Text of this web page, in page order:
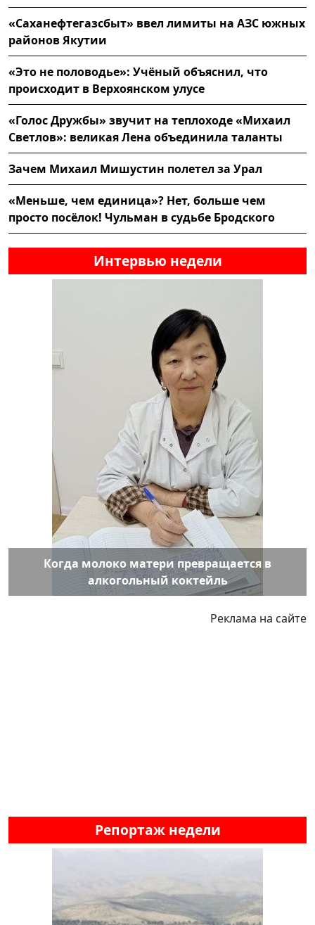
«Саханефтегазсбыт» ввел лимиты на АЗС южных
районов Якутии
«Это не половодье»: Учёный объяснил, что
происходит в Верхоянском улусе
«Голос Дружбы» звучит на теплоходе «Михаил
Светлов»: великая Лена объединила таланты
Зачем Михаил Мишустин полетел за Урал
«Меньше, чем единица»? Нет, больше чем
просто посёлок! Чульман в судьбе Бродского
Интервью недели
Когда молоко матери превращается в
алкогольный коктейль
Реклама на сайте
Репортаж недели